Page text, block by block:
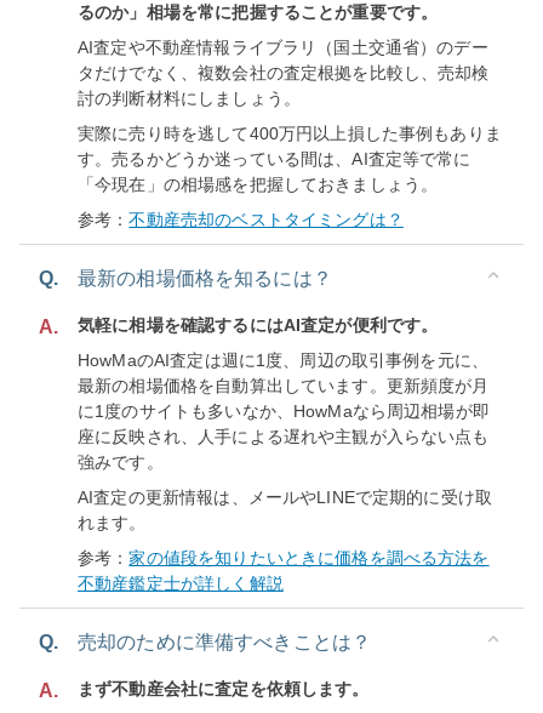
るのか」相場を常に把握することが重要です。
AI査定や不動産情報ライブラリ（国土交通省）のデー
タだけでなく、複数会社の査定根拠を比較し、売却検
討の判断材料にしましょう。
実際に売り時を逃して400万円以上損した事例もありま
す。売るかどうか迷っている間は、AI査定等で常に
「今現在」の相場感を把握しておきましょう。
参考：不動産売却のベストタイミングは？
Q. 最新の相場価格を知るには？
A.
気軽に相場を確認するにはAI査定が便利です。
HowMaのAI査定は週に1度、周辺の取引事例を元に、
最新の相場価格を自動算出しています。更新頻度が月
に1度のサイトも多いなか、HowMaなら周辺相場が即
座に反映され、人手による遅れや主観が入らない点も
強みです。
AI査定の更新情報は、メールやLINEで定期的に受け取
れます。
参考：家の値段を知りたいときに価格を調べる方法を
不動産鑑定士が詳しく解説
Q. 売却のために準備すべきことは？
A.
まず不動産会社に査定を依頼します。